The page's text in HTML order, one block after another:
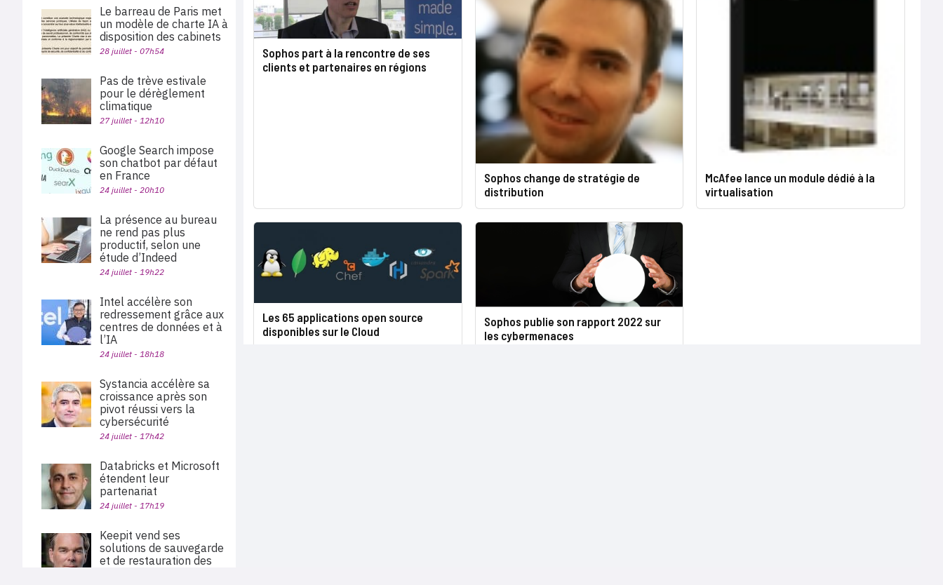
Sophos part à la rencontre de ses
clients et partenaires en régions
Sophos change de stratégie de
distribution
McAfee lance un module dédié à la
virtualisation
Les 65 applications open source
disponibles sur le Cloud
Sophos publie son rapport 2022 sur
les cybermenaces
Le barreau de Paris met
un modèle de charte IA à
disposition des cabinets
28 juillet - 07h54
Pas de trève estivale
pour le dérèglement
climatique
27 juillet - 12h10
Google Search impose
son chatbot par défaut
en France
24 juillet - 20h10
La présence au bureau
ne rend pas plus
productif, selon une
étude d’Indeed
24 juillet - 19h22
Intel accélère son
redressement grâce aux
centres de données et à
l’IA
24 juillet - 18h18
Systancia accélère sa
croissance après son
pivot réussi vers la
cybersécurité
24 juillet - 17h42
Databricks et Microsoft
étendent leur
partenariat
24 juillet - 17h19
Keepit vend ses
solutions de sauvegarde
et de restauration des